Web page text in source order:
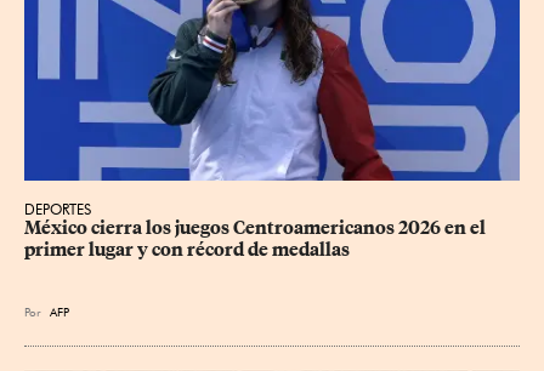
DEPORTES
México cierra los juegos Centroamericanos 2026 en el
primer lugar y con récord de medallas
Por AFP